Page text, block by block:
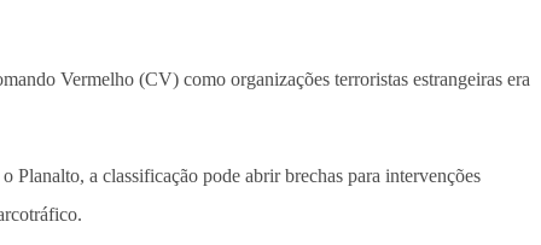
Vermelho (CV) como organizações terroristas estrangeiras era
a classificação pode abrir brechas para intervenções